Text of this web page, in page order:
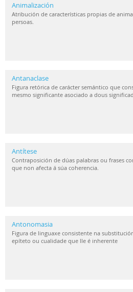
Animalización
Atribución de características propias de
persoas.
Antanaclase
Figura retórica de carácter semántico que
mesmo significante asociado a dous
Antítese
Contraposición de dúas palabras ou frases
que non afecta á súa coherencia.
Antonomasia
Figura de linguaxe consistente na
epíteto ou cualidade que lle é inherente